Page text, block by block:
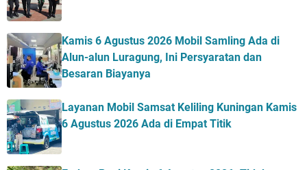
Kamis 6 Agustus 2026 Mobil Samling Ada di
Alun-alun Luragung, Ini Persyaratan dan
Besaran Biayanya
Layanan Mobil Samsat Keliling Kuningan Kamis
6 Agustus 2026 Ada di Empat Titik